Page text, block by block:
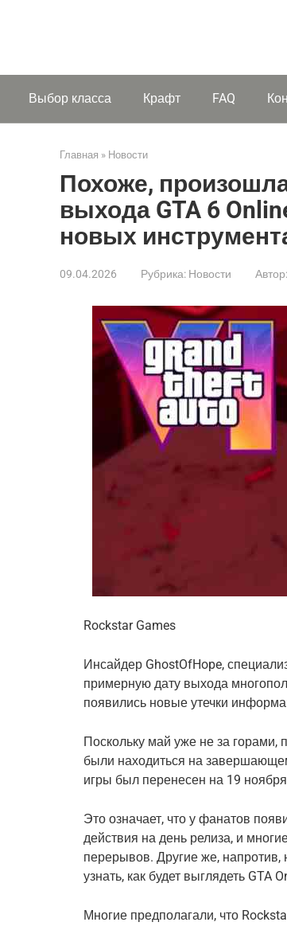
Выбор класса Крафт FAQ
Главная » Новости
Похоже,
выхода GTA 6
новых
09.04.2026 Рубрика: Новости Автор:
Rockstar Games
Инсайдер GhostOfHope,
примерную дату выхода
появились новые утечки
Поскольку май уже не за
были находиться на
игры был перенесен на 19
Это означает, что у фанатов
действия на день релиза, и
перерывов. Другие же,
узнать, как будет выглядеть GTA
Многие предполагали, что